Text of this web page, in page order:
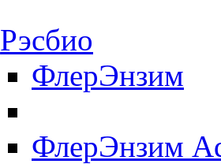
Рэсбио
ФлерЭнзим
ФлерЭнзим